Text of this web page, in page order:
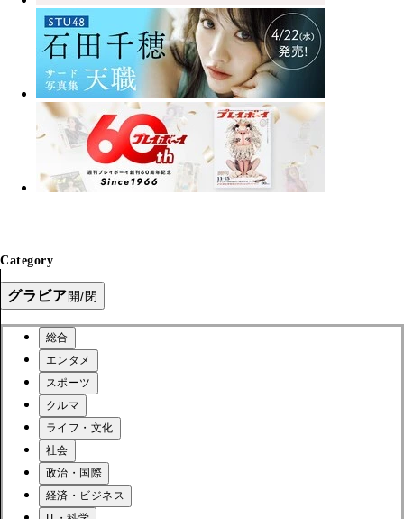
Category
グラビア開/閉
総合
エンタメ
スポーツ
クルマ
ライフ・文化
社会
政治・国際
経済・ビジネス